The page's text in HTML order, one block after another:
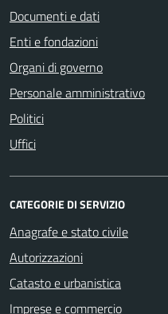
Documenti e dati
Enti e fondazioni
Organi di governo
Personale amministrativo
Politici
Uffici
CATEGORIE DI SERVIZIO
Anagrafe e stato civile
Autorizzazioni
Catasto e urbanistica
Imprese e commercio